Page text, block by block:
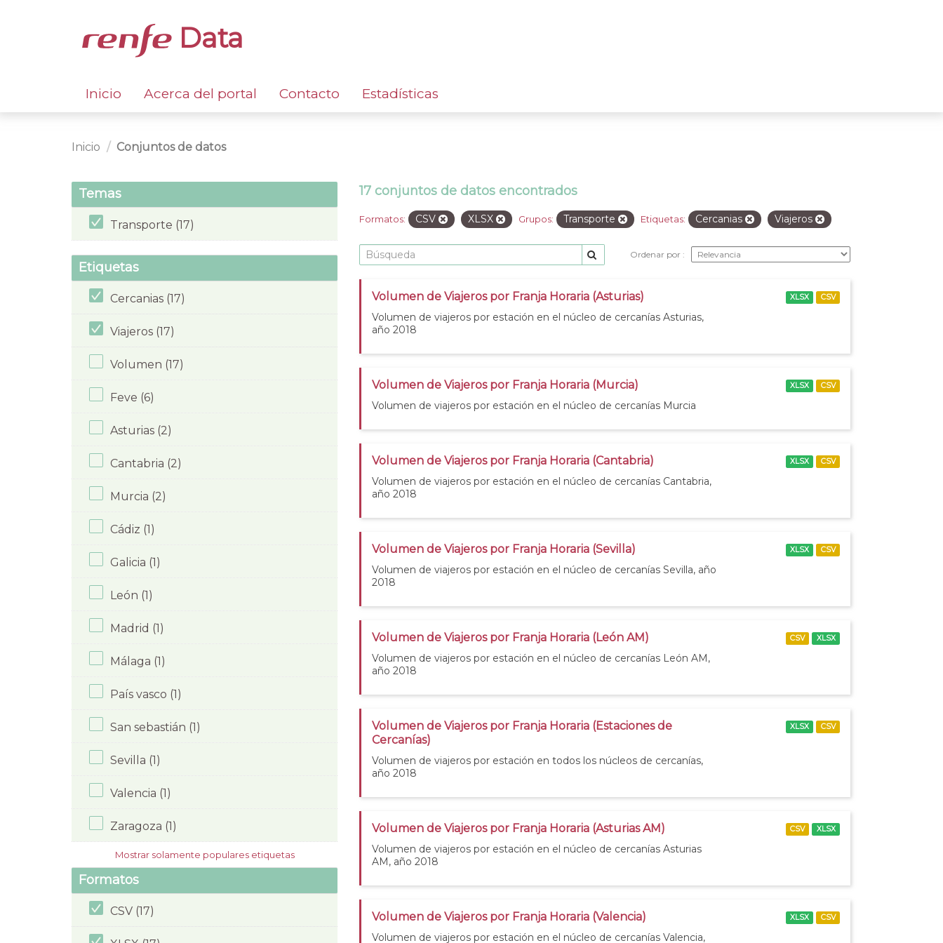
Data
Inicio Acerca del portal Contacto Estadísticas
Inicio Conjuntos de datos
Temas
Transporte (17)
Etiquetas
Cercanias (17)
Viajeros (17)
Volumen (17)
Feve (6)
Asturias (2)
Cantabria (2)
Murcia (2)
Cádiz (1)
Galicia (1)
León (1)
Madrid (1)
Málaga (1)
País vasco (1)
San sebastián (1)
Sevilla (1)
Valencia (1)
Zaragoza (1)
Mostrar solamente populares etiquetas
Formatos
CSV (17)
17 conjuntos de datos encontrados
Formatos: CSV XLSX Grupos: Transporte Etiquetas: Cercanias Viajeros
Ordenar por
Volumen de Viajeros por Franja Horaria (Asturias)
Volumen de viajeros por estación en el núcleo de cercanías Asturias,
año 2018
XLSX CSV
Volumen de Viajeros por Franja Horaria (Murcia)
Volumen de viajeros por estación en el núcleo de cercanías Murcia
XLSX CSV
Volumen de Viajeros por Franja Horaria (Cantabria)
Volumen de viajeros por estación en el núcleo de cercanías Cantabria,
año 2018
XLSX CSV
Volumen de Viajeros por Franja Horaria (Sevilla)
Volumen de viajeros por estación en el núcleo de cercanías Sevilla, año
2018
XLSX CSV
Volumen de Viajeros por Franja Horaria (León AM)
Volumen de viajeros por estación en el núcleo de cercanías León AM,
año 2018
CSV XLSX
Volumen de Viajeros por Franja Horaria (Estaciones de
Cercanías)
Volumen de viajeros por estación en todos los núcleos de cercanías,
año 2018
XLSX CSV
Volumen de Viajeros por Franja Horaria (Asturias AM)
Volumen de viajeros por estación en el núcleo de cercanías Asturias
AM, año 2018
CSV XLSX
Volumen de Viajeros por Franja Horaria (Valencia)
Volumen de viajeros por estación en el núcleo de cercanías Valencia,
XLSX CSV